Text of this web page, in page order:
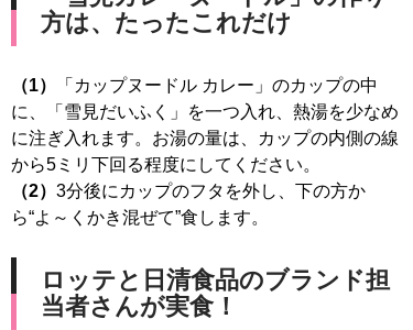
方は、たったこれだけ
（1）
「カップヌードル カレー」のカップの中
に、「雪見だいふく」を一つ入れ、熱湯を少なめ
に注ぎ入れます。お湯の量は、カップの内側の線
（2） 3分後にカップのフタを外し、下の方か
ら“よ～くかき混ぜて”食します。
ロッテと日清食品のブランド担
当者さんが実食！